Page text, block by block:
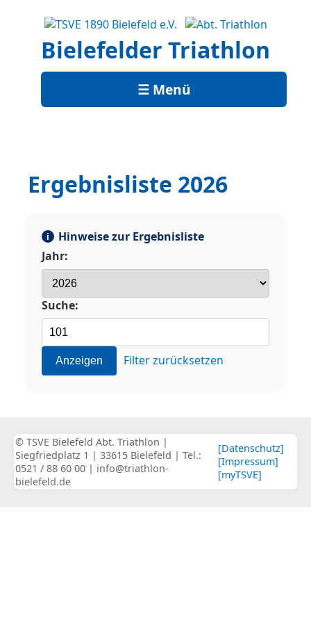
Bielefelder Triathlon
☰ Menü
Ergebnisliste 2026
i
Hinweise zur Ergebnisliste
Jahr:
Suche:
Anzeigen Filter zurücksetzen
© TSVE Bielefeld Abt. Triathlon |
Siegfriedplatz 1 | 33615 Bielefeld | Tel.:
0521 / 88 60 00 | info@triathlon-
bielefeld.de
[Datenschutz]
[Impressum]
[myTSVE]